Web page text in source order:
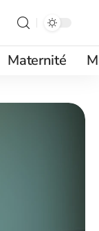
Maternité